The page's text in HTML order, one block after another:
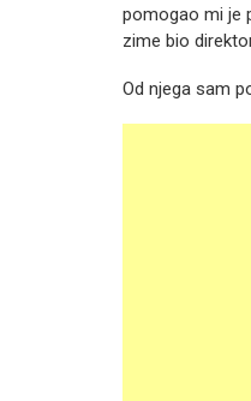
pomogao mi je
zime bio
Od njega sam